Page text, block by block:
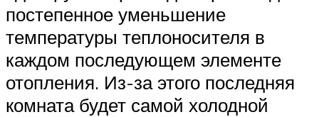
постепенное уменьшение
температуры теплоносителя в
каждом последующем элементе
отопления. Из-за этого последняя
комната будет самой холодной